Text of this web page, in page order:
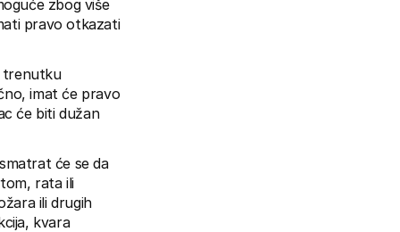
zbog više
pravo otkazati
trenutku
imat će pravo
će biti dužan
će se da
rata ili
ili drugih
kvara